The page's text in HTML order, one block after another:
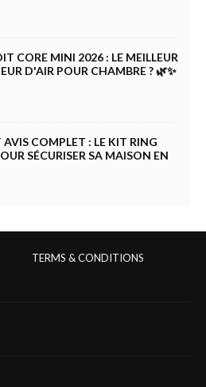
CORE MINI 2026 : LE MEILLEUR
D'AIR POUR CHAMBRE ? 🌿✨
AVIS COMPLET : LE KIT RING
SÉCURISER SA MAISON EN
TERMS & CONDITIONS